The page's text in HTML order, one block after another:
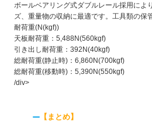
ボールベアリング式ダブルレール採用によ
ズ、重量物の収納に最適です。工具類の保
耐荷重(N(kgf))
天板耐荷重：5,488N(560kgf)
引き出し耐荷重：392N(40kgf)
総耐荷重(静止時)：6,860N(700kgf)
総耐荷重(移動時)：5,390N(550kgf)
/div>
【まとめ】